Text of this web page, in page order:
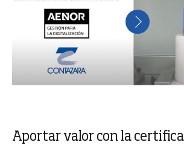
Aportar valor con la